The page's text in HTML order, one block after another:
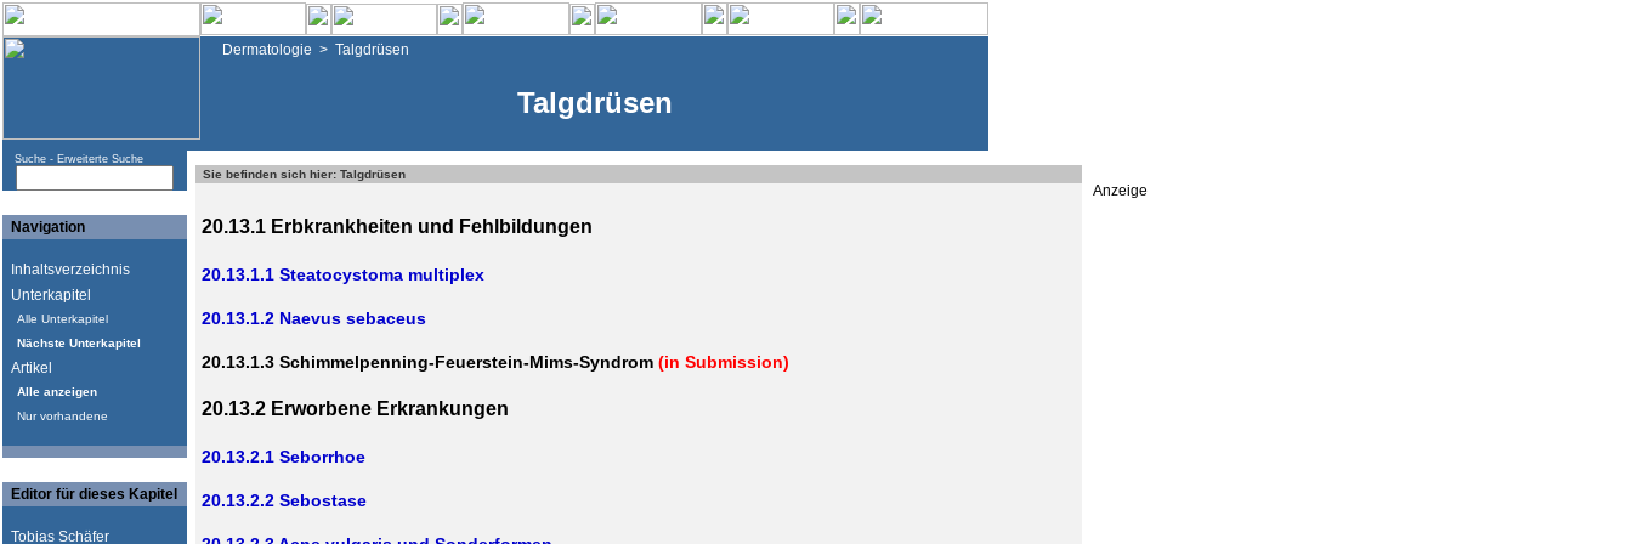
Dermatologie > Talgdrüsen
Talgdrüsen
Suche - Erweiterte Suche
Navigation
Inhaltsverzeichnis
Unterkapitel
Alle Unterkapitel
Nächste Unterkapitel
Artikel
Alle anzeigen
Nur vorhandene
Editor für dieses Kapitel
Tobias Schäfer
Sie befinden sich hier: Talgdrüsen
20.13.1 Erbkrankheiten und Fehlbildungen
20.13.1.1 Steatocystoma multiplex
20.13.1.2 Naevus sebaceus
20.13.1.3 Schimmelpenning-Feuerstein-Mims-Syndrom (in Submission)
20.13.2 Erworbene Erkrankungen
20.13.2.1 Seborrhoe
20.13.2.2 Sebostase
Anzeige